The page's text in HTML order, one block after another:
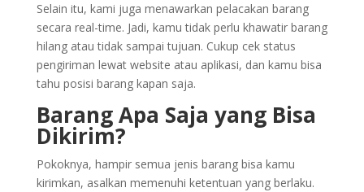
Selain itu, kami juga menawarkan pelacakan barang
secara real-time. Jadi, kamu tidak perlu khawatir barang
hilang atau tidak sampai tujuan. Cukup cek status
pengiriman lewat website atau aplikasi, dan kamu bisa
tahu posisi barang kapan saja.
Barang Apa Saja yang Bisa
Dikirim?
Pokoknya, hampir semua jenis barang bisa kamu
kirimkan, asalkan memenuhi ketentuan yang berlaku.